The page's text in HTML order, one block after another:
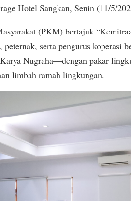
Hotel Sangkan, Senin (11/5/
(PKM) bertajuk
peternak, serta pengurus koperasi
Nugraha—dengan pakar
limbah ramah lingkungan.